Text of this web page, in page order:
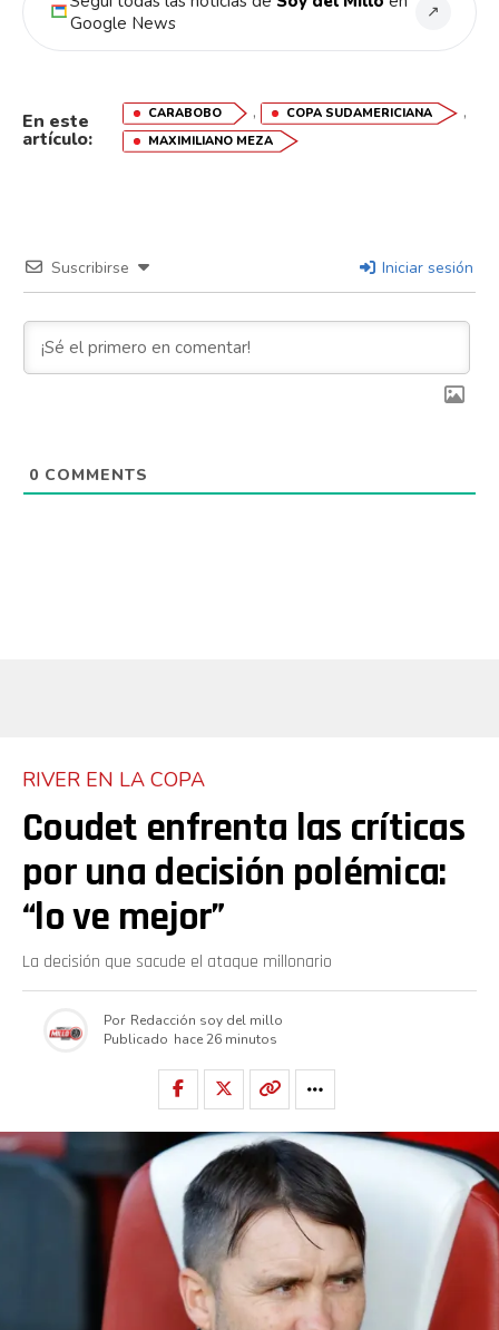
Google News
↗
En este
artículo:
CARABOBO , COPA SUDAMERICIANA ,
MAXIMILIANO MEZA
Suscribirse Iniciar sesión
0 COMMENTS
RIVER EN LA COPA
Coudet enfrenta las críticas
por una decisión polémica:
“lo ve mejor”
La decisión que sacude el ataque millonario
Por Redacción soy del millo
Publicado hace 26 minutos